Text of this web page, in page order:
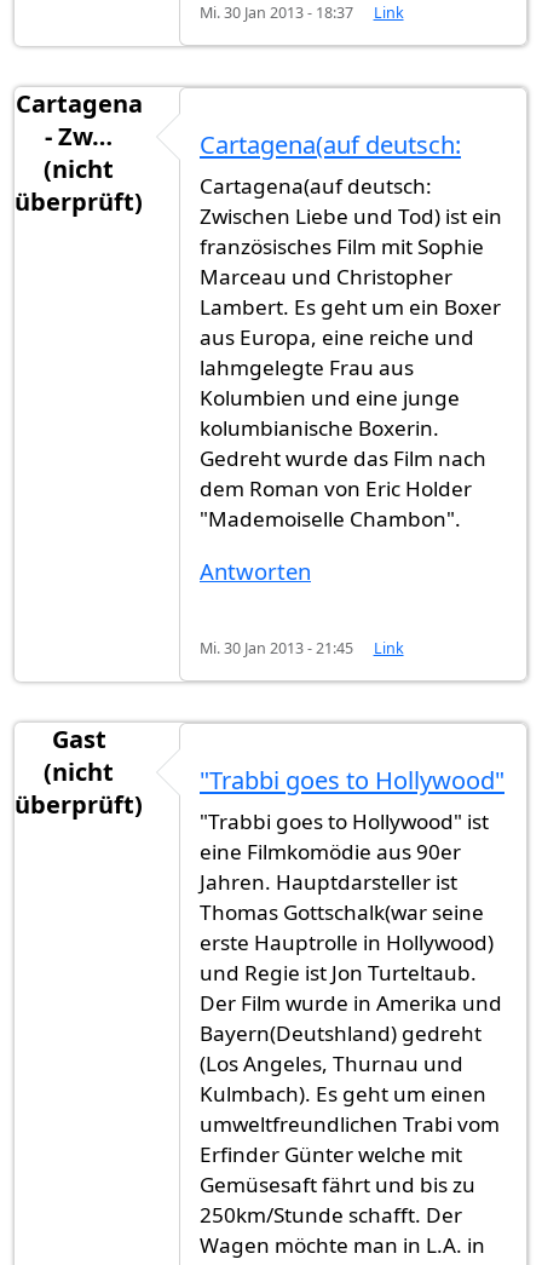
Mi. 30 Jan 2013 - 18:37 Link
Cartagena
- Zw…
(nicht
überprüft)
Cartagena(auf deutsch:
Cartagena(auf deutsch:
Zwischen Liebe und Tod) ist ein
französisches Film mit Sophie
Marceau und Christopher
Lambert. Es geht um ein Boxer
aus Europa, eine reiche und
lahmgelegte Frau aus
Kolumbien und eine junge
kolumbianische Boxerin.
Gedreht wurde das Film nach
dem Roman von Eric Holder
"Mademoiselle Chambon".
Antworten
Mi. 30 Jan 2013 - 21:45 Link
Gast
(nicht
überprüft)
"Trabbi goes to Hollywood"
"Trabbi goes to Hollywood" ist
eine Filmkomödie aus 90er
Jahren. Hauptdarsteller ist
Thomas Gottschalk(war seine
erste Hauptrolle in Hollywood)
und Regie ist Jon Turteltaub.
Der Film wurde in Amerika und
Bayern(Deutshland) gedreht
(Los Angeles, Thurnau und
Kulmbach). Es geht um einen
umweltfreundlichen Trabi vom
Erfinder Günter welche mit
Gemüsesaft fährt und bis zu
250km/Stunde schafft. Der
Wagen möchte man in L.A. in